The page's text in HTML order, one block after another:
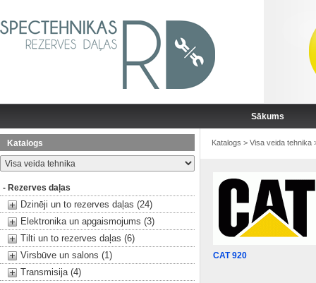
Sākums
Katalogs
- Rezerves daļas
Dzinēji un to rezerves daļas (24)
Elektronika un apgaismojums (3)
Tilti un to rezerves daļas (6)
Virsbūve un salons (1)
Transmisija (4)
Katalogs > Visa veida tehnika
CAT 920